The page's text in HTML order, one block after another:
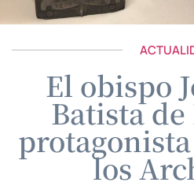
El obispo
Batista
los